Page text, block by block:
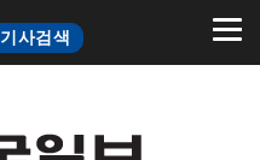
기사검색